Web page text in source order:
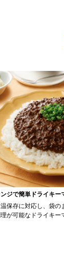
ジで簡単ドライキー
保存に対応し、袋の
が可能なドライキー